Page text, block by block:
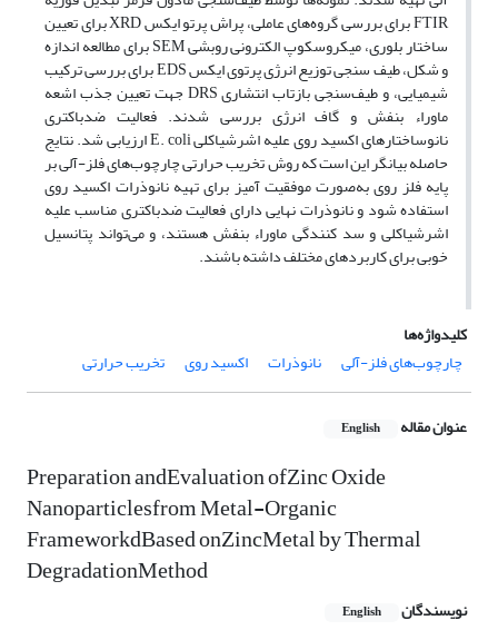
FTIR برای بررسی گروه‌های عاملی، پراش پرتو ایکس XRD برای تعیین
ساختار بلوری، میکروسکوپ الکترونی روبشی SEM برای مطالعه اندازه
و شکل، طیف سنجی توزیع انرژی پرتوی ایکس EDS برای بررسی ترکیب
شیمیایی، و طیف‌سنجی بازتاب انتشاری DRS جهت تعیین جذب اشعه
ماوراء بنفش و گاف انرژی بررسی شدند. فعالیت ضدباکتری
نانوساختارهای اکسید روی علیه اشرشیاکلی E. coli ارزیابی شد. نتایج
حاصله بیانگر این است که روش تخریب حرارتی چارچوب‌های فلز-آلی بر
پایه فلز روی به‌صورت موفقیت آمیز برای تهیه نانوذرات اکسید روی
استفاده شود و نانوذرات نهایی دارای فعالیت ضدباکتری مناسب علیه
اشرشیاکلی و سد کنندگی ماوراء بنفش هستند، و می‌تواند پتانسیل
خوبی برای کاربردهای مختلف داشته باشند.
کلیدواژه‌ها
چارچوب‌های فلز-آلی
نانوذرات اکسید روی تخریب حرارتی
عنوان مقاله English
Preparation andEvaluation ofZinc Oxide
Nanoparticlesfrom Metal-Organic
FrameworkdBased onZincMetal by Thermal
DegradationMethod
نویسندگان English